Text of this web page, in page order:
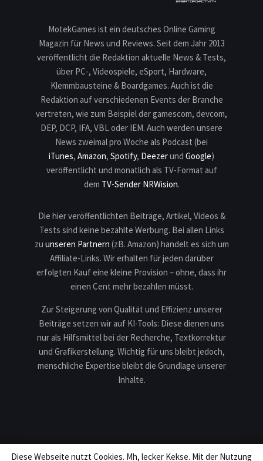
MotekGames ist ein deutsches Online Gaming
Magazin für News und Reviews. Seit dem Jahr 2013
veröffentlicht die Redaktion aktuelle News & Tests,
über PC-, Videospiele, eSport, Hardware,
Klemmbausteine & Boardgames. Auch ist die
Redaktion auf verschiedenen Events der Branche
vertreten, wie zum Beispiel der gamescom, devcom,
DEP, DCP, IFA, VBL oder IEM. Auch werden unsere
News zweimal pro Woche als Podcast (bei
iTunes, Amazon, Spotify, Deezerund Google)
veröffentlicht und monatlich als TV-Format auf
dem TV-Sender NRWision.
Die hier veröffentlichten Beiträge, Artikel, Videos &
Tests sind keine bezahlte Werbung. Bei allen Links
zu unseren Partnern (zB. Amazon) handelt es sich um
Affiliate-Links. Wir erhalten für jeden darüber
erfolgten Kauf eine kleine Provision – ohne, dass ihr
einen Cent mehr bezahlen müsst.
Zur Steigerung von Qualität und Effizienz unserer
Beiträge setzen wir auf KI-Tools: Diese dienen uns
nur als Hilfsmittel bei der Recherche, Textkorrektur
und Grafikerstellung. Wichtig für uns bleibt jedoch,
menschliche Expertise bleibt die Grundlage unserer
Inhalte.
Diese Webseite nutzt Cookies. Mh, lecker Kekse. Mit der Nutzung